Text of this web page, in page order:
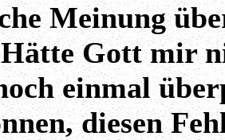
Meinung
Gott mir
einmal
diesen